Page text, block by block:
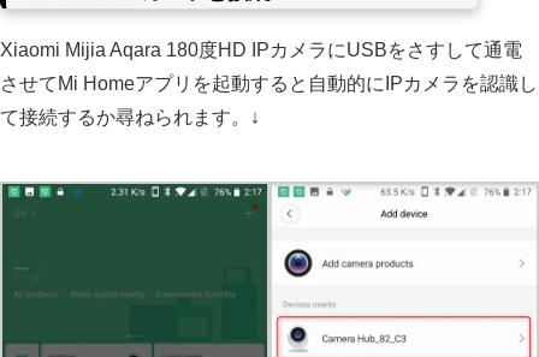
Xiaomi Mijia Aqara 180度HD IPカメラにUSBをさすして通電
させてMi Homeアプリを起動すると自動的にIPカメラを認識し
て接続するか尋ねられます。↓